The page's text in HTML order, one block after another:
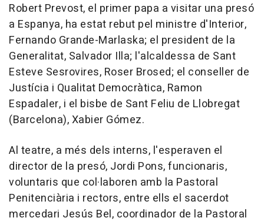
Robert Prevost, el primer papa a visitar una presó
a Espanya, ha estat rebut pel ministre d'Interior,
Fernando Grande-Marlaska; el president de la
Generalitat, Salvador Illa; l'alcaldessa de Sant
Esteve Sesrovires, Roser Brosed; el conseller de
Justícia i Qualitat Democràtica, Ramon
Espadaler, i el bisbe de Sant Feliu de Llobregat
(Barcelona), Xabier Gómez.
Al teatre, a més dels interns, l'esperaven el
director de la presó, Jordi Pons, funcionaris,
voluntaris que col·laboren amb la Pastoral
Penitenciària i rectors, entre ells el sacerdot
mercedari Jesús Bel, coordinador de la Pastoral